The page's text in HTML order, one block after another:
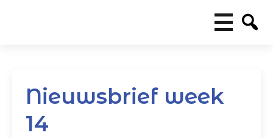
Nieuwsbrief week
14